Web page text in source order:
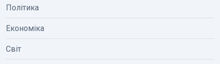
Політика
Економіка
Світ